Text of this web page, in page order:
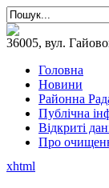
36005, вул.
Головна
Новини
Районна
Публічна
Відкриті
Про
xhtml